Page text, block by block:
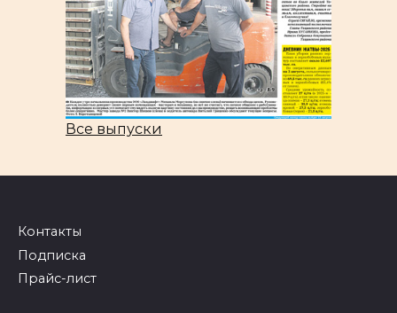
Все выпуски
Контакты
Подписка
Прайс-лист